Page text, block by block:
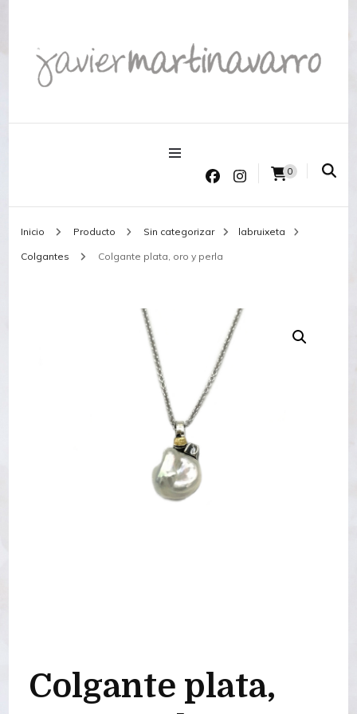
Joyería Javier Martinavarro
0
Inicio Producto Sin categorizar labruixeta
Colgantes Colgante plata, oro y perla
Colgante plata,